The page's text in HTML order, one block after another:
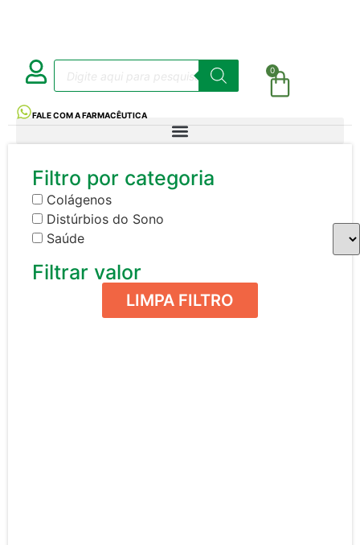
0
FALE COM A FARMACÊUTICA
Filtro por categoria
Colágenos
Distúrbios do Sono
Saúde
Filtrar valor
LIMPA FILTRO